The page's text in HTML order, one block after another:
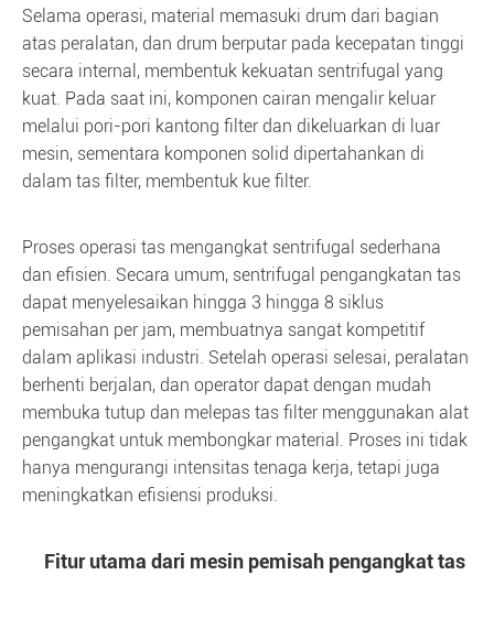
Selama operasi, material memasuki drum dari bagian
atas peralatan, dan drum berputar pada kecepatan tinggi
secara internal, membentuk kekuatan sentrifugal yang
kuat. Pada saat ini, komponen cairan mengalir keluar
melalui pori-pori kantong filter dan dikeluarkan di luar
mesin, sementara komponen solid dipertahankan di
dalam tas filter, membentuk kue filter.
Proses operasi tas mengangkat sentrifugal sederhana
dan efisien. Secara umum, sentrifugal pengangkatan tas
dapat menyelesaikan hingga 3 hingga 8 siklus
pemisahan per jam, membuatnya sangat kompetitif
dalam aplikasi industri. Setelah operasi selesai, peralatan
berhenti berjalan, dan operator dapat dengan mudah
membuka tutup dan melepas tas filter menggunakan alat
pengangkat untuk membongkar material. Proses ini tidak
hanya mengurangi intensitas tenaga kerja, tetapi juga
meningkatkan efisiensi produksi.
Fitur utama dari mesin pemisah pengangkat tas